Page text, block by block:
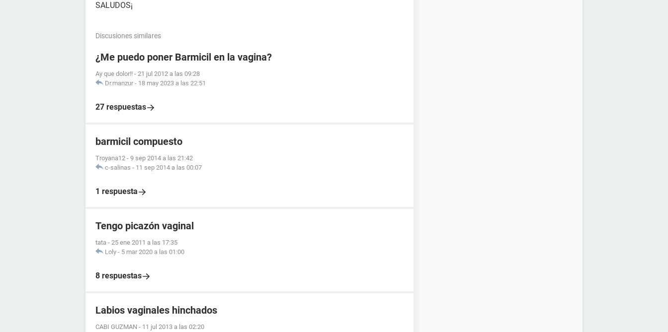
SALUDOS¡
Discusiones similares
¿Me puedo poner Barmicil en la vagina?
Ay que dolor!! - 21 jul 2012 a las 09:28
Dr.manzur - 18 may 2023 a las 22:51
27 respuestas
barmicil compuesto
Troyana12 - 9 sep 2014 a las 21:42
c-salinas - 11 sep 2014 a las 00:07
1 respuesta
Tengo picazón vaginal
tata - 25 ene 2011 a las 17:35
Loly - 5 mar 2020 a las 01:00
8 respuestas
Labios vaginales hinchados
CABI GUZMAN - 11 jul 2013 a las 02:20